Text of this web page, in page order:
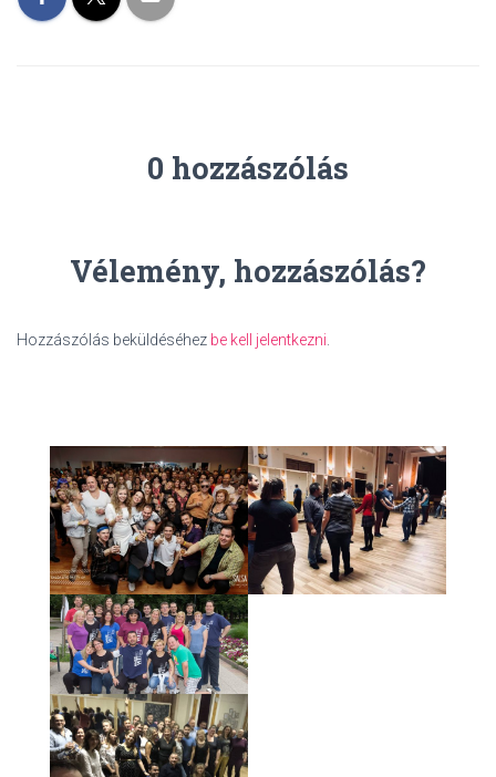
0 hozzászólás
Vélemény, hozzászólás?
Hozzászólás beküldéséhez be kell jelentkezni